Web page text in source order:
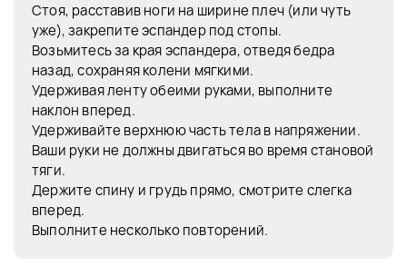
Стоя, расставив ноги на ширине плеч (или чуть
уже), закрепите эспандер под стопы.
Возьмитесь за края эспандера, отведя бедра
назад, сохраняя колени мягкими.
Удерживая ленту обеими руками, выполните
наклон вперед.
Удерживайте верхнюю часть тела в напряжении.
Ваши руки не должны двигаться во время становой
тяги.
Держите спину и грудь прямо, смотрите слегка
вперед.
Выполните несколько повторений.